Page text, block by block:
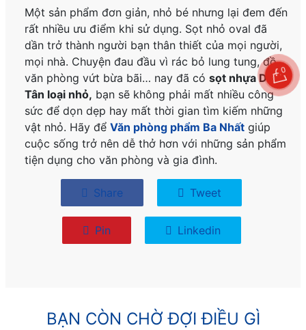
Một sản phẩm đơn giản, nhỏ bé nhưng lại đem đến
rất nhiều ưu điểm khi sử dụng. Sọt nhỏ oval đã
dần trở thành người bạn thân thiết của mọi người,
mọi nhà. Chuyện đau đầu vì rác bỏ lung tung, đồ
văn phòng vứt bừa bãi… nay đã cósọt nhựa Duy
Tân loại nhỏ, bạn sẽ không phải mất nhiều công
sức để dọn dẹp hay mất thời gian tìm kiếm những
vật nhỏ. Hãy đểVăn phòng phẩm Ba Nhất giúp
cuộc sống trở nên dễ thở hơn với những sản phẩm
tiện dụng cho văn phòng và gia đình.
Share Tweet
Pin Linkedin
BẠN CÒN CHỜ ĐỢI ĐIỀU GÌ
0